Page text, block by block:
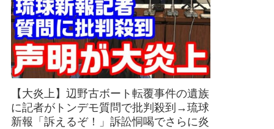
【大炎上】辺野古ボート転覆事件の遺族
に記者がトンデモ質問で批判殺到→琉球
新報「訴えるぞ！」訴訟恫喝でさらに炎